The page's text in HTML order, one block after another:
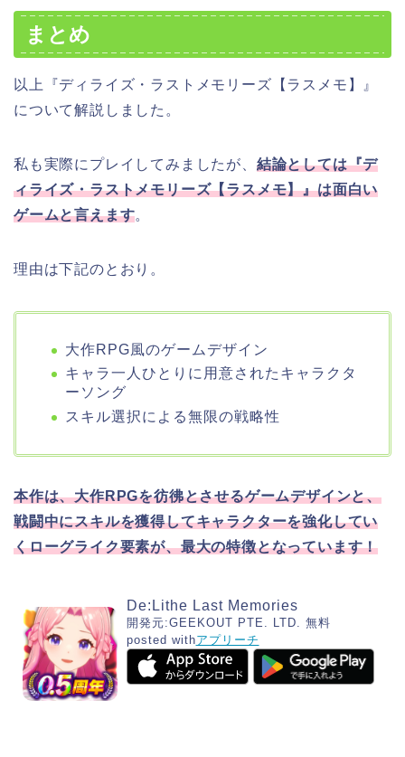
まとめ
以上『ディライズ・ラストメモリーズ【ラスメモ】』
について解説しました。
私も実際にプレイしてみましたが、 結論としては『デ
ィライズ・ラストメモリーズ【ラスメモ】』は面白い
ゲームと言えます。
理由は下記のとおり。
大作RPG風のゲームデザイン
キャラ一人ひとりに用意されたキャラクタ
ーソング
スキル選択による無限の戦略性
本作は、大作RPGを彷彿とさせるゲームデザインと、
戦闘中にスキルを獲得してキャラクターを強化してい
くローグライク要素が、最大の特徴となっています！
De:Lithe Last Memories
開発元:GEEKOUT PTE. LTD.
無料
posted withアプリーチ